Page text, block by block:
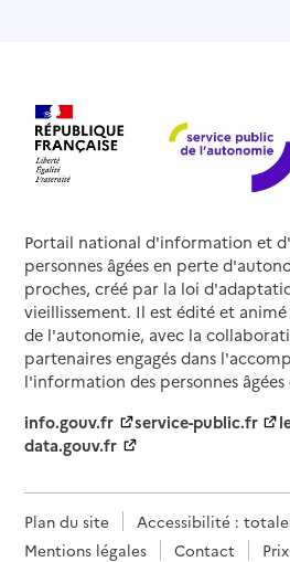
Portail national d'information et
personnes âgées en perte
proches, créé par la loi
vieillissement. Il est édité et
de l'autonomie, avec la
partenaires engagés dans
l'information des personnes
info.gouv.fr
service-public.fr
data.gouv.fr
Plan du site
Accessibilité :
Mentions légales
Contact